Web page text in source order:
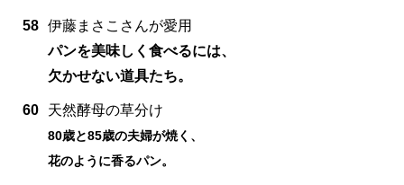
58 伊藤まさこさんが愛用
パンを美味しく食べるには、
欠かせない道具たち。
60 天然酵母の草分け
80歳と85歳の夫婦が焼く、
花のように香るパン。